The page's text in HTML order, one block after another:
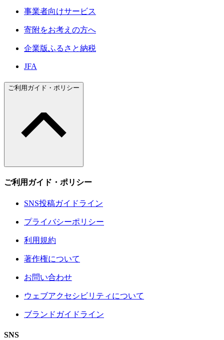
事業者向けサービス
寄附をお考えの方へ
企業版ふるさと納税
JFA
ご利用ガイド・ポリシー
ご利用ガイド・ポリシー
SNS投稿ガイドライン
プライバシーポリシー
利用規約
著作権について
お問い合わせ
ウェブアクセシビリティについて
ブランドガイドライン
SNS